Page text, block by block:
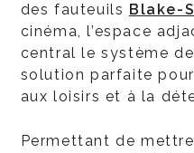
des fauteuils Blake-
cinéma, l’espace
central le système
solution parfaite
aux loisirs et à la
Permettant de